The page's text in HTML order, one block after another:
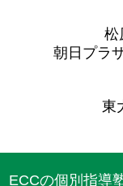
松
朝日プラ
東
ECCの個別指導